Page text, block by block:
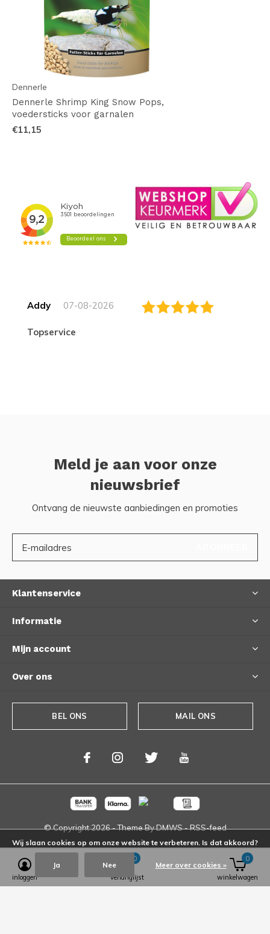
Dennerle
Dennerle Shrimp King Snow Pops,
voedersticks voor garnalen
€11,15
Addy 07-08-2026
topservice
Meld je aan voor onze
nieuwsbrief
Ontvang de nieuwste aanbiedingen en promoties
Klantenservice
Informatie
Mijn account
Over ons
BEL ONS MAIL ONS
© Copyright2026- Theme ByDMWS-RSS-feed
inloggen verlanglijst
0
winkelwagen
0
Wij slaan cookies op om onze website te verbeteren. Is dat akkoord?
Ja Nee Meer over cookies »